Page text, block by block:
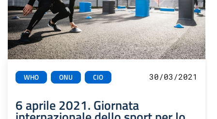
WHO ONU CIO 30/03/2021
6 aprile 2021. Giornata